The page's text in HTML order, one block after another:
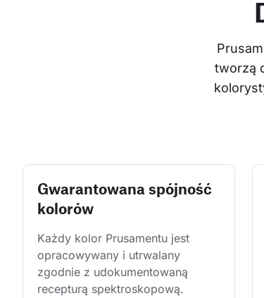
tworzą
Gwarantowana spójność
kolorów
Każdy kolor Prusamentu jest
opracowywany i utrwalany
zgodnie z udokumentowaną
recepturą spektroskopową.